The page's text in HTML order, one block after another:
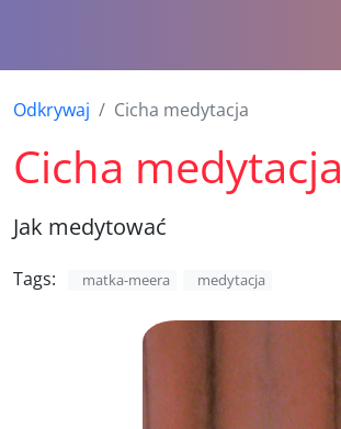
Odkrywaj Cicha medytacja
Cicha medytacja
Jak medytować
Tags: matka-meera medytacja